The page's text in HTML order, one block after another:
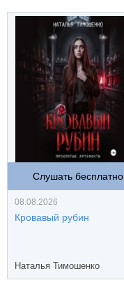
Слушать бесплатно
08.08.2026
Кровавый рубин
Наталья Тимошенко